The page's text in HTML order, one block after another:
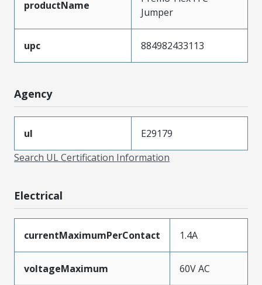
productName
Jumper
upc 884982433113
Agency
ul
E29179
Search UL Certification Information
Electrical
currentMaximumPerContact 1.4A
voltageMaximum 60V AC